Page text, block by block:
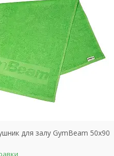
для залу GymBeam 50х90